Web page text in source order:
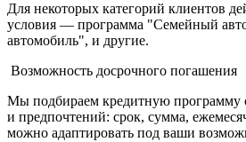
Для некоторых категорий клиентов
условия — программа "Семейный
автомобиль", и другие.
Возможность досрочного погашения
Мы подбираем кредитную программу
и предпочтений: срок, сумма,
можно адаптировать под ваши